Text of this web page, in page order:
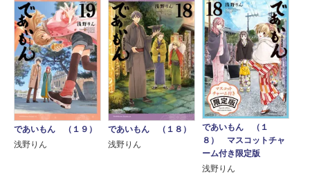
であいもん （１９）
浅野りん
であいもん （１８）
浅野りん
であいもん （１
８） マスコットチャ
ーム付き限定版
浅野りん